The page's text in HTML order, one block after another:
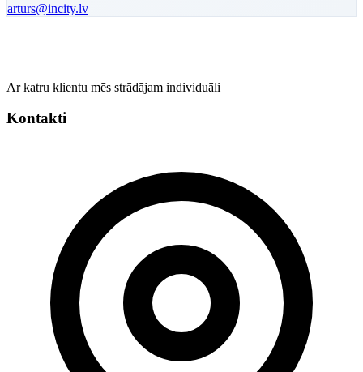
arturs@incity.lv
Ar katru klientu mēs strādājam individuāli
Kontakti